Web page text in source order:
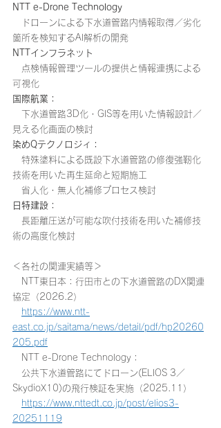
NTT e-Drone Technology
ドローンによる下水道管路内情報取得／劣化
箇所を検知するAI解析の開発
NTTインフラネット
点検情報管理ツールの提供と情報連携による
可視化
国際航業：
下水道管路3D化・GIS等を用いた情報設計／
見える化画面の検討
染めQテクノロジィ：
特殊塗料による既設下水道管路の修復強靭化
技術を用いた再生延命と短期施工
省人化・無人化補修プロセス検討
日特建設：
長距離圧送が可能な吹付技術を用いた補修技
術の高度化検討
＜各社の関連実績等＞
NTT東日本：行田市との下水道管路のDX関連
協定（2026.2）
https://www.ntt-
east.co.jp/saitama/news/detail/pdf/hp20260
205.pdf
NTT e-Drone Technology：
公共下水道管路にてドローン(ELIOS 3／
SkydioX10)の飛行検証を実施（2025.11）
https://www.nttedt.co.jp/post/elios3-
20251119